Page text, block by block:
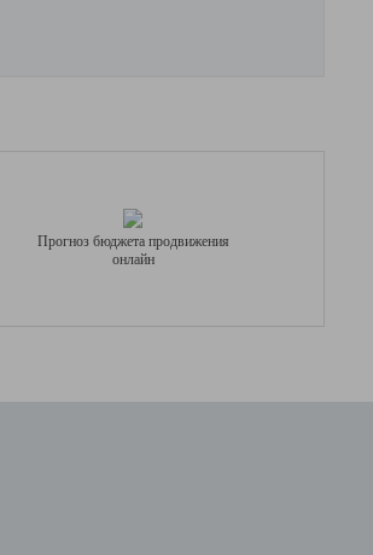
Прогноз бюджета продвижения
онлайн